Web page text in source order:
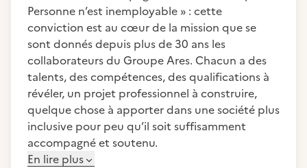
Personne n’est inemployable » : cette
conviction est au cœur de la mission que se
sont donnés depuis plus de 30 ans les
collaborateurs du Groupe Ares. Chacun a des
talents, des compétences, des qualifications à
révéler, un projet professionnel à construire,
quelque chose à apporter dans une société plus
inclusive pour peu qu’il soit suffisamment
accompagné et soutenu.
En lire plus